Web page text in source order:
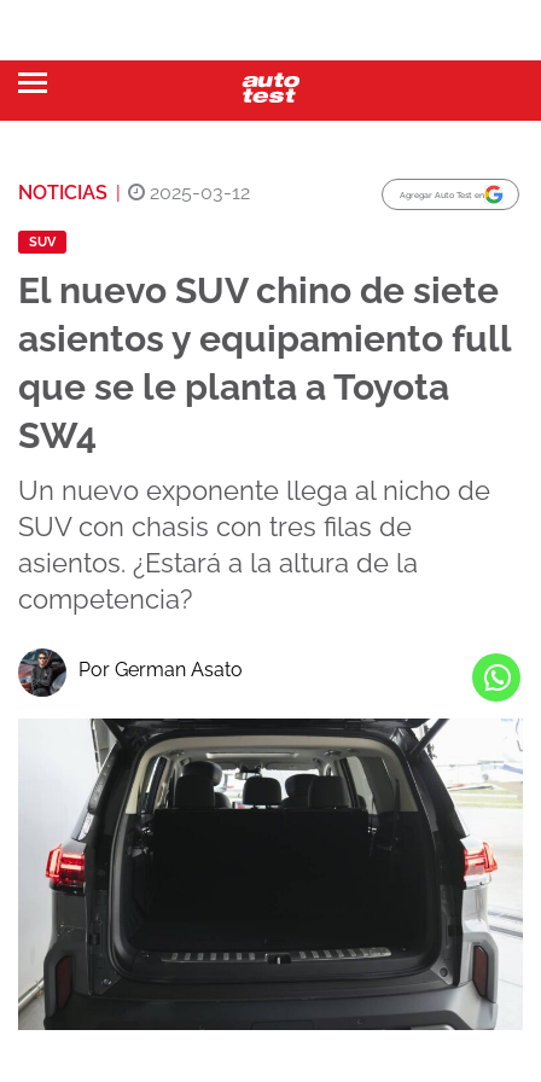
NOTICIAS | 2025-03-12 Agregar Auto Test en
SUV
El nuevo SUV chino de siete
asientos y equipamiento full
que se le planta a Toyota
SW4
Un nuevo exponente llega al nicho de
SUV con chasis con tres filas de
asientos. ¿Estará a la altura de la
competencia?
Por German Asato